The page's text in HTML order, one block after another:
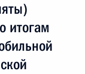
итогам